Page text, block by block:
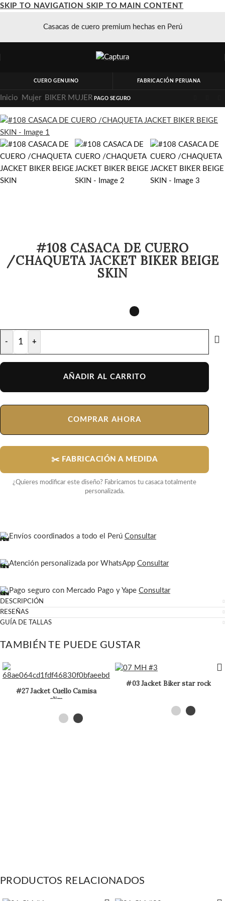
SKIP TO NAVIGATION SKIP TO MAIN CONTENT
Casacas de cuero premium hechas en Perú
CUERO GENUINO FABRICACIÓN PERUANA
PAGO SEGURO
Inicio Mujer/ BIKER MUJER
#108 CASACA DE CUERO
/CHAQUETA JACKET BIKER BEIGE
SKIN
- +
AÑADIR AL CARRITO
COMPRAR AHORA
✂️ FABRICACIÓN A MEDIDA
¿Quieres modificar este diseño? Fabricamos tu casaca totalmente
personalizada.
Envíos coordinados a todo el Perú Consultar
Atención personalizada por WhatsApp Consultar
Pago seguro con Mercado Pago y Yape Consultar
DESCRIPCIÓN
RESEÑAS
GUÍA DE TALLAS
TAMBIÉN TE PUEDE GUSTAR
#27 Jacket Cuello Camisa
slim
#03 Jacket Biker star rock
PRODUCTOS RELACIONADOS